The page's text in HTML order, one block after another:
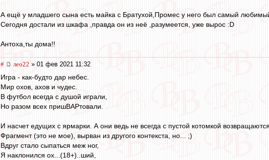
А ещё у младшего сына есть майка с Братухой,Промес у него был самый
Сегодня достали из шкафа ,правда он из неё ,разумеется, уже вырос :D
Антоха,ты дома!!
# лео22 » 01 фев 2021 11:32
Игра - как-будто дар небес.
Мир охов, ахов и чудес.
В футбол всегда с душой играли,
Но разом всех пришВАРтовали.
И насчет едущих с ярмарки. А они ведь не всегда с пустой котомкой возвращаются.
Фрагмент (это не мое), вырван из другого контекста, но... ;)
Вдруг стало сыпаться меж ног,
Я наклонился ох...(18+)..ший,